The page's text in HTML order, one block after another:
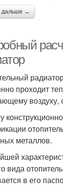
дальше →
проходит
воздуху,
металлов.
вида
в его